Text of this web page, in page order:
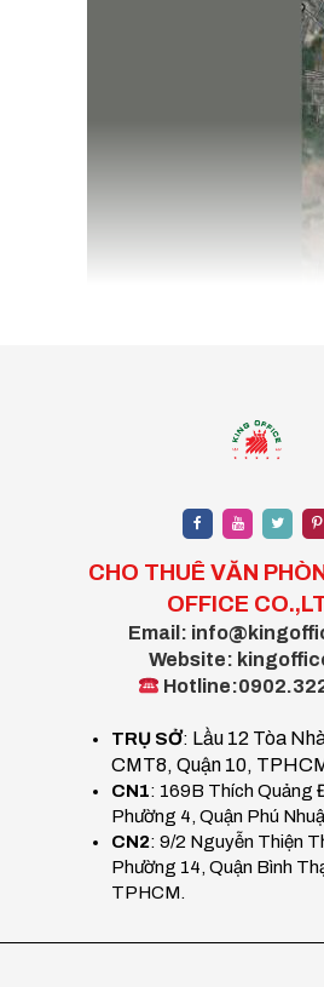
Cho thuê văn phòng xã Bà
Xã Bà Điểm được sáp
Xã Bà Điểm thuộc huyện
CHO THUÊ VĂN
OFFICE
Email:
Website:
TRỤ SỞ: Lầu 12 Tòa
CMT8, Quận 10,
CN1: 169B Thích Quảng
Phường 4, Quận Phú
CN2: 9/2 Nguyễn Thiện
Phường 14, Quận Bình
TPHCM.